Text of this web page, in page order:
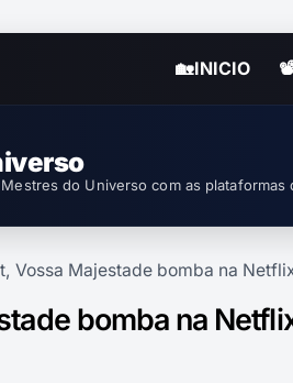
🏡INICIO
do Universo com as plataformas
Vossa Majestade bomba na
bomba na